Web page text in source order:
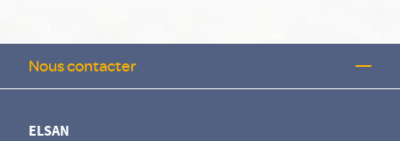
Nous contacter
ELSAN